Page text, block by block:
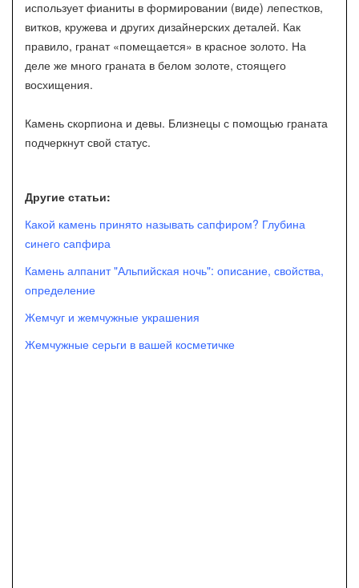
использует фианиты в формировании (виде) лепестков,
витков, кружева и других дизайнерских деталей. Как
правило, гранат «помещается» в красное золото. На
деле же много граната в белом золоте, стоящего
восхищения.
Камень скорпиона и девы. Близнецы с помощью граната
подчеркнут свой статус.
Другие статьи:
Какой камень принято называть сапфиром? Глубина
синего сапфира
Камень алпанит "Альпийская ночь": описание, свойства,
определение
Жемчуг и жемчужные украшения
Жемчужные серьги в вашей косметичке